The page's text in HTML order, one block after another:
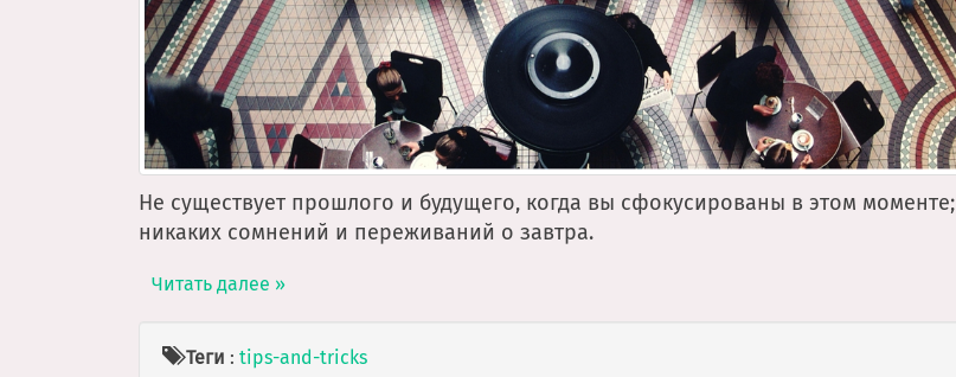
Не существует прошлого и будущего, когда вы сфокусированы в этом моменте;
никаких сомнений и переживаний о завтра.
Читать далее »
Теги : tips-and-tricks